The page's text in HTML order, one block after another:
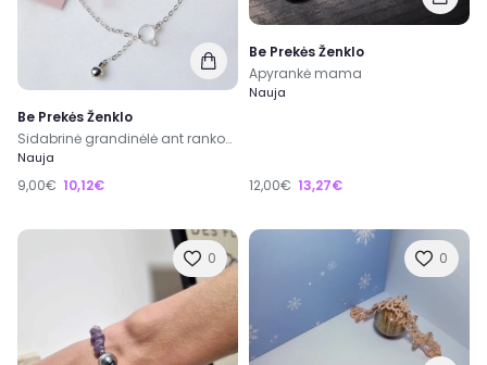
Be Prekės Ženklo
Sidabrinė grandinėlė ant rankos/kojos
Nauja
9,00€ 10,12€
Be Prekės Ženklo
Apyrankė mama
Nauja
12,00€ 13,27€
0 0